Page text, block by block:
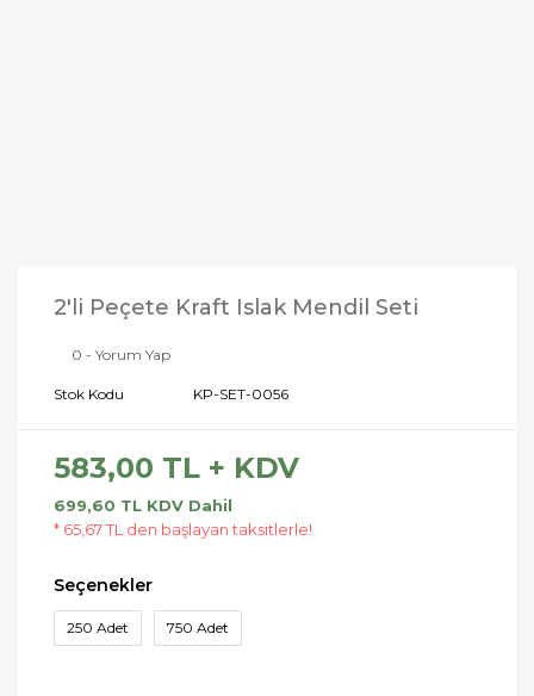
2'li Peçete Kraft Islak Mendil Seti
0 - Yorum Yap
Stok Kodu KP-SET-0056
583,00 TL + KDV
699,60 TL KDV Dahil
* 65,67 TL den başlayan taksitlerle!
Seçenekler
250 Adet 750 Adet